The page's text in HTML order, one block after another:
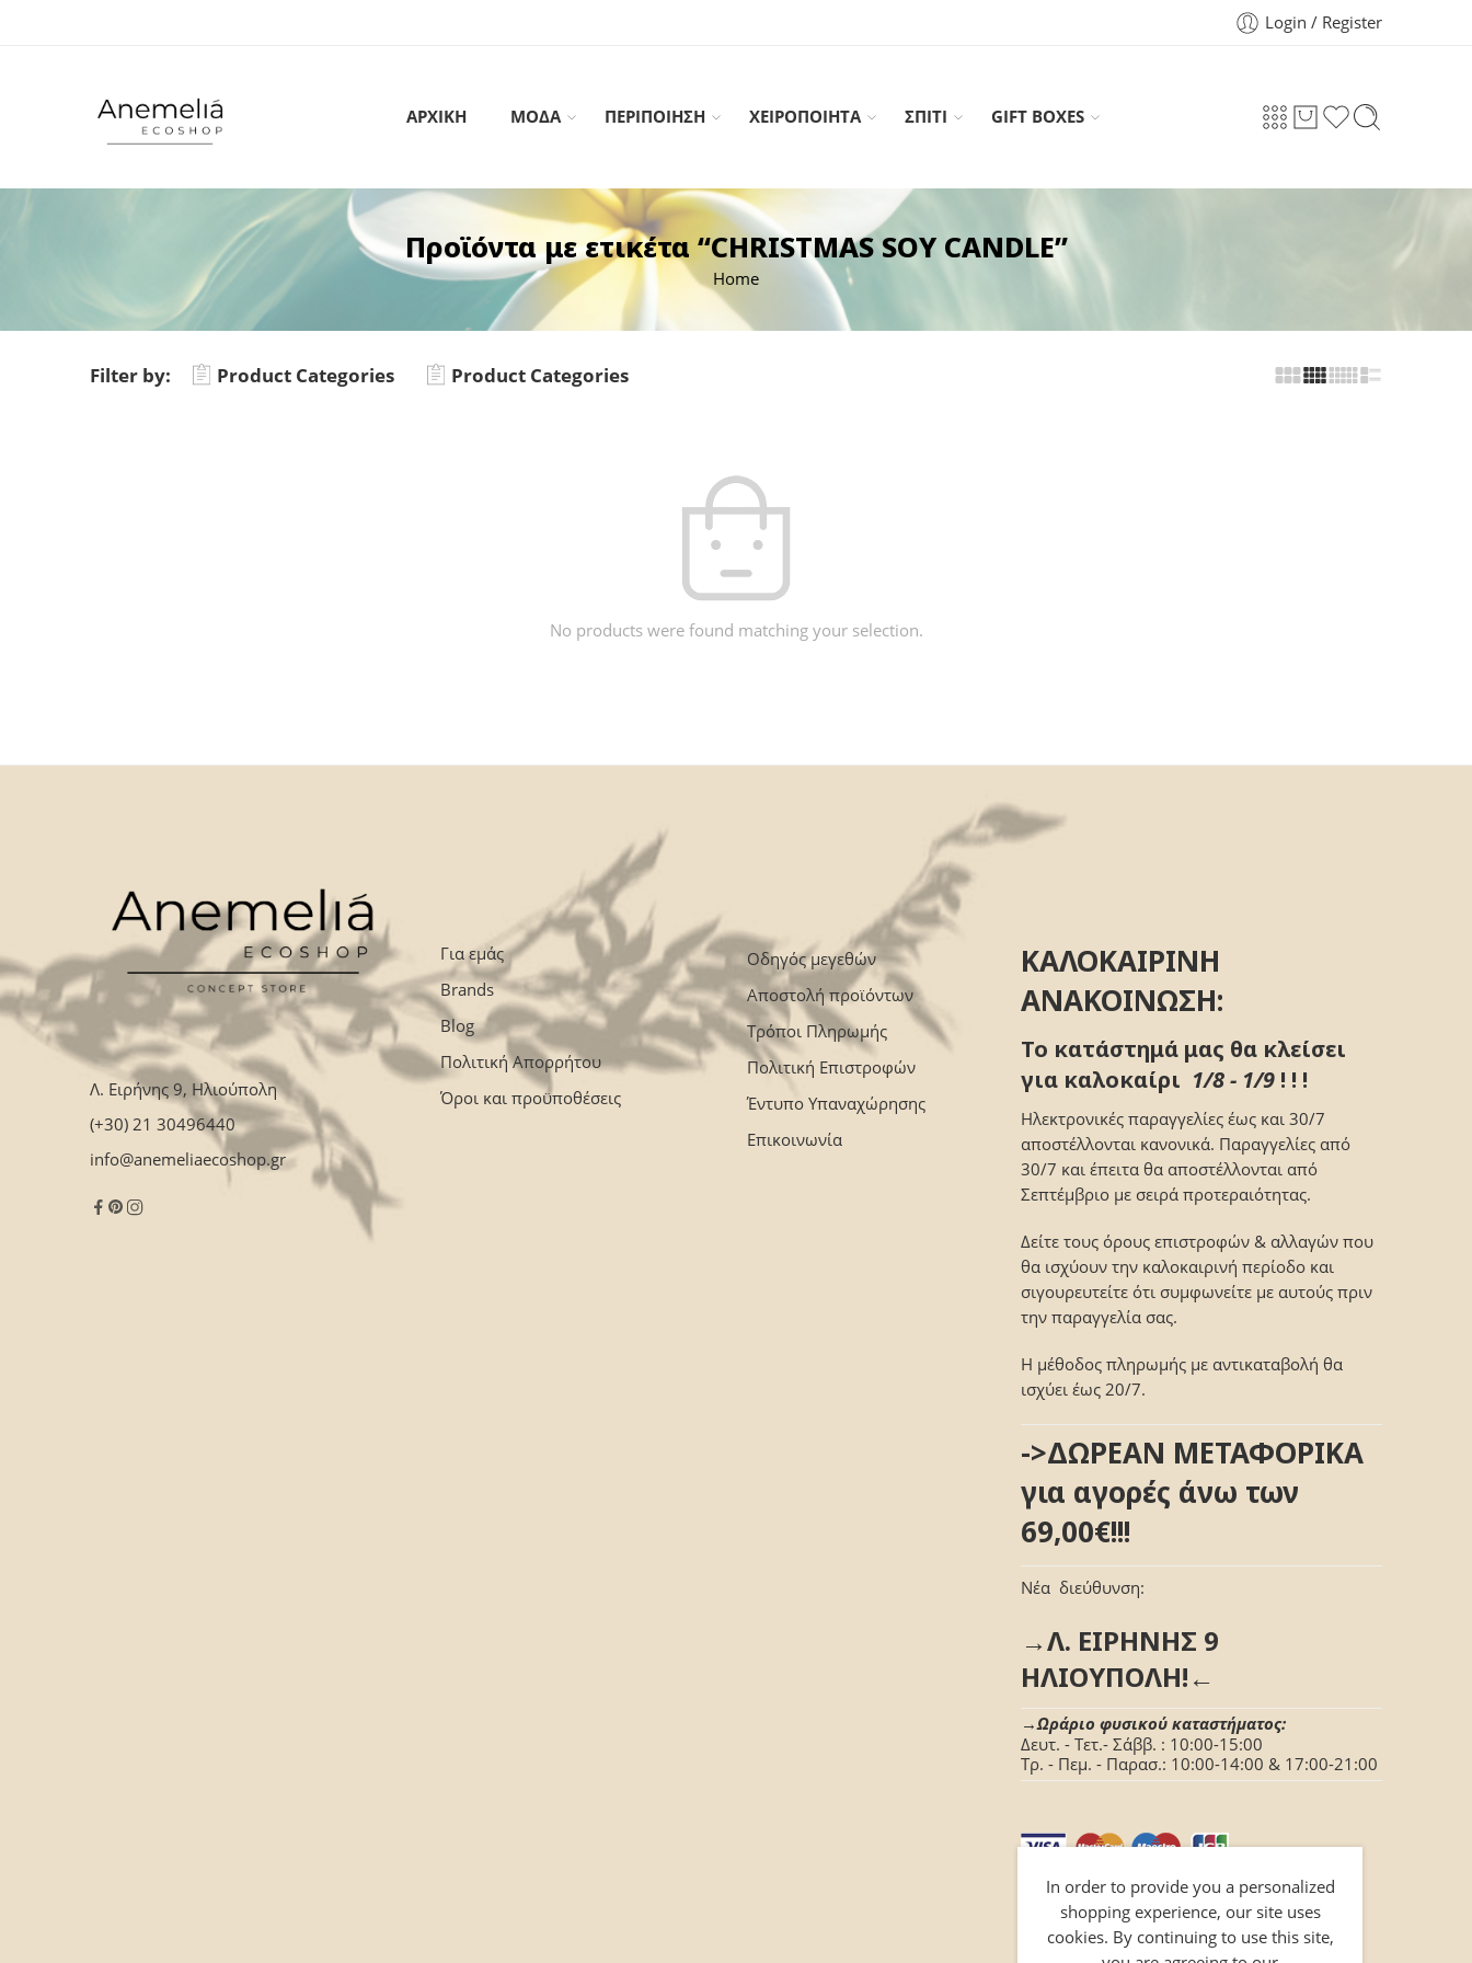
Login / Register
ΑΡΧΙΚΗ ΜΟΔΑ ΠΕΡΙΠΟΙΗΣΗ ΧΕΙΡΟΠΟΙΗΤΑ ΣΠΙΤΙ GIFT BOXES
Προϊόντα με ετικέτα “CHRISTMAS SOY CANDLE”
Home
Filter by: Product Categories Product Categories
No products were found matching your selection.
Λ. Ειρήνης 9, Ηλιούπολη
(+30) 21 30496440
info@anemeliaecoshop.gr
Για εμάς
Brands
Blog
Πολιτική Απορρήτου
Όροι και προϋποθέσεις
Οδηγός μεγεθών
Αποστολή προϊόντων
Τρόποι Πληρωμής
Πολιτική Επιστροφών
Έντυπο Υπαναχώρησης
Επικοινωνία
ΚΑΛΟΚΑΙΡΙΝΗ
ΑΝΑΚΟΙΝΩΣΗ:
Το κατάστημά μας θα κλείσει
για καλοκαίρι 1/8 - 1/9 ! ! !
Ηλεκτρονικές παραγγελίες έως και 30/7
αποστέλλονται κανονικά. Παραγγελίες από
30/7 και έπειτα θα αποστέλλονται από
Σεπτέμβριο με σειρά προτεραιότητας.
Δείτε τους όρους επιστροφών & αλλαγών που
θα ισχύουν την καλοκαιρινή περίοδο και
σιγουρευτείτε ότι συμφωνείτε με αυτούς πριν
την παραγγελία σας.
Η μέθοδος πληρωμής με αντικαταβολή θα
ισχύει έως 20/7.
->ΔΩΡΕΑΝ ΜΕΤΑΦΟΡΙΚΑ
για αγορές άνω των
69,00€!!!
Νέα διεύθυνση:
→Λ. ΕΙΡΗΝΗΣ 9
ΗΛΙΟΥΠΟΛΗ!←
→Ωράριο φυσικού καταστήματος:
Δευτ. - Τετ.- Σάββ. : 10:00-15:00
Τρ. - Πεμ. - Παρασ.: 10:00-14:00 & 17:00-21:00
In order to provide you a personalized
shopping experience, our site uses
cookies. By continuing to use this site,